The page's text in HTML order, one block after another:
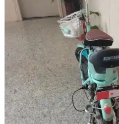
销量榜
经销商